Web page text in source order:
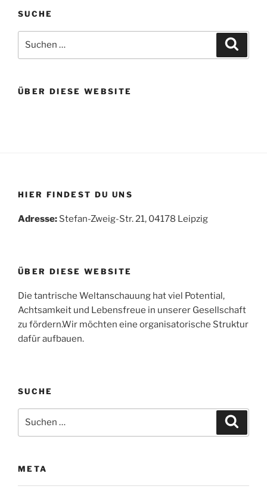
SUCHE
nach:
ÜBER DIESE WEBSITE
HIER FINDEST DU UNS
Adresse: Stefan-Zweig-Str. 21, 04178 Leipzig
ÜBER DIESE WEBSITE
Die tantrische Weltanschauung hat viel Potential,
Achtsamkeit und Lebensfreue in unserer Gesellschaft
zu fördern.Wir möchten eine organisatorische Struktur
dafür aufbauen.
SUCHE
nach:
META